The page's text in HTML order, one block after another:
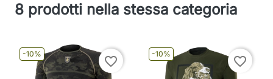
8 prodotti nella stessa categoria
-10%
favorite_border
-10%
favorite_border